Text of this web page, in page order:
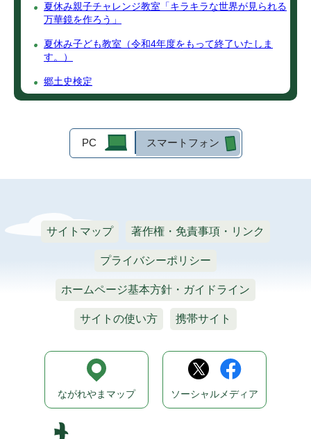
夏休み親子チャレンジ教室「キラキラな世界が見られる
万華鏡を作ろう」
夏休み子ども教室（令和4年度をもって終了いたしま
す。）
郷土史検定
PC スマートフォン
サイトマップ 著作権・免責事項・リンク
プライバシーポリシー
ホームページ基本方針・ガイドライン
サイトの使い方 携帯サイト
ながれやまマップ ソーシャルメディア